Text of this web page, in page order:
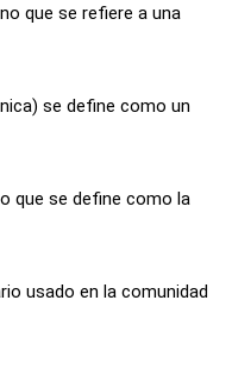
que se refiere a una
se define como un
que se define como la
usado en la comunidad